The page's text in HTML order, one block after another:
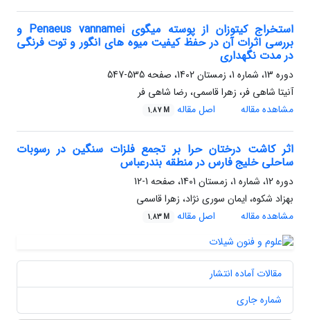
استخراج کیتوزان از پوسته میگوی Penaeus vannamei و
بررسی اثرات آن در حفظ کیفیت میوه های انگور و توت فرنگی
در مدت نگهداری
دوره 13، شماره 1، زمستان 1402، صفحه
535-547
آنیتا شاهی فر، زهرا قاسمی، رضا شاهی فر
مشاهده مقاله
اصل مقاله 1.87 M
اثر کاشت درختان حرا بر تجمع فلزات سنگین در رسوبات
ساحلی خلیج فارس در منطقه بندرعباس
دوره 12، شماره 1، زمستان 1401، صفحه
1-12
بهزاد شکوه، ایمان سوری نژاد، زهرا قاسمی
مشاهده مقاله
اصل مقاله 1.83 M
مقالات آماده انتشار
شماره جاری